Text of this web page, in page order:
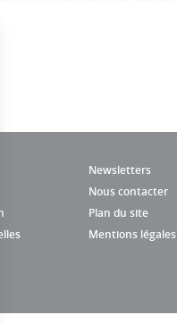
Newsletters
Nous contacter
Plan du site
Mentions légales